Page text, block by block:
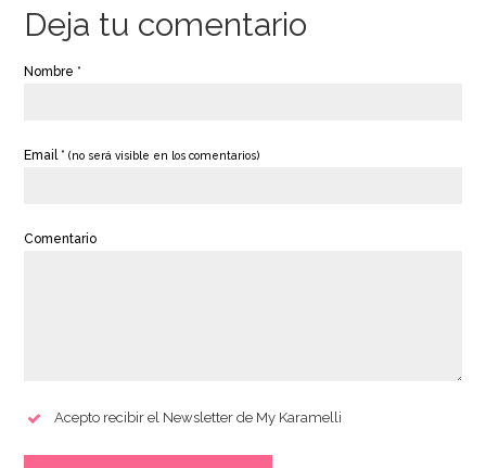
Deja tu comentario
Nombre *
Email *(no será visible en los comentarios)
Comentario
Acepto recibir el Newsletter de My Karamelli